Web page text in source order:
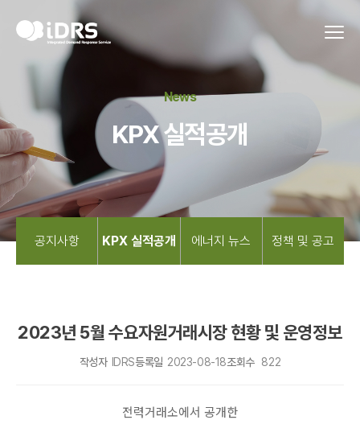
News
KPX 실적공개
공지사항 KPX 실적공개 에너지 뉴스 정책 및 공고
2023년 5월 수요자원거래시장 현황 및 운영정보
작성자 IDRS등록일 2023-08-18조회수 822
전력거래소에서 공개한